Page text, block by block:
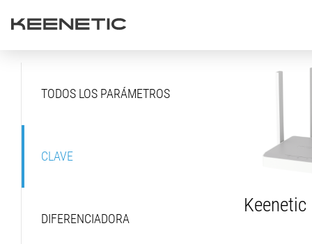
TODOS LOS PARÁMETROS
CLAVE
DIFERENCIADORA
Keenetic